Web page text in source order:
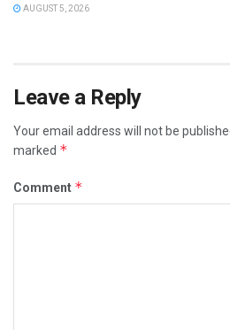
AUGUST 5, 2026
Leave a Reply
Your email address will not be
marked *
Comment *